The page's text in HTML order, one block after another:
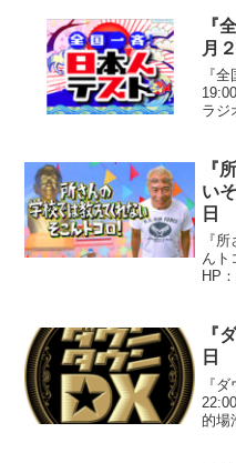
『
月
『
ラジ
あ
村上
『
い
日
『
んト
HP
ス
え
『
日
『
的場